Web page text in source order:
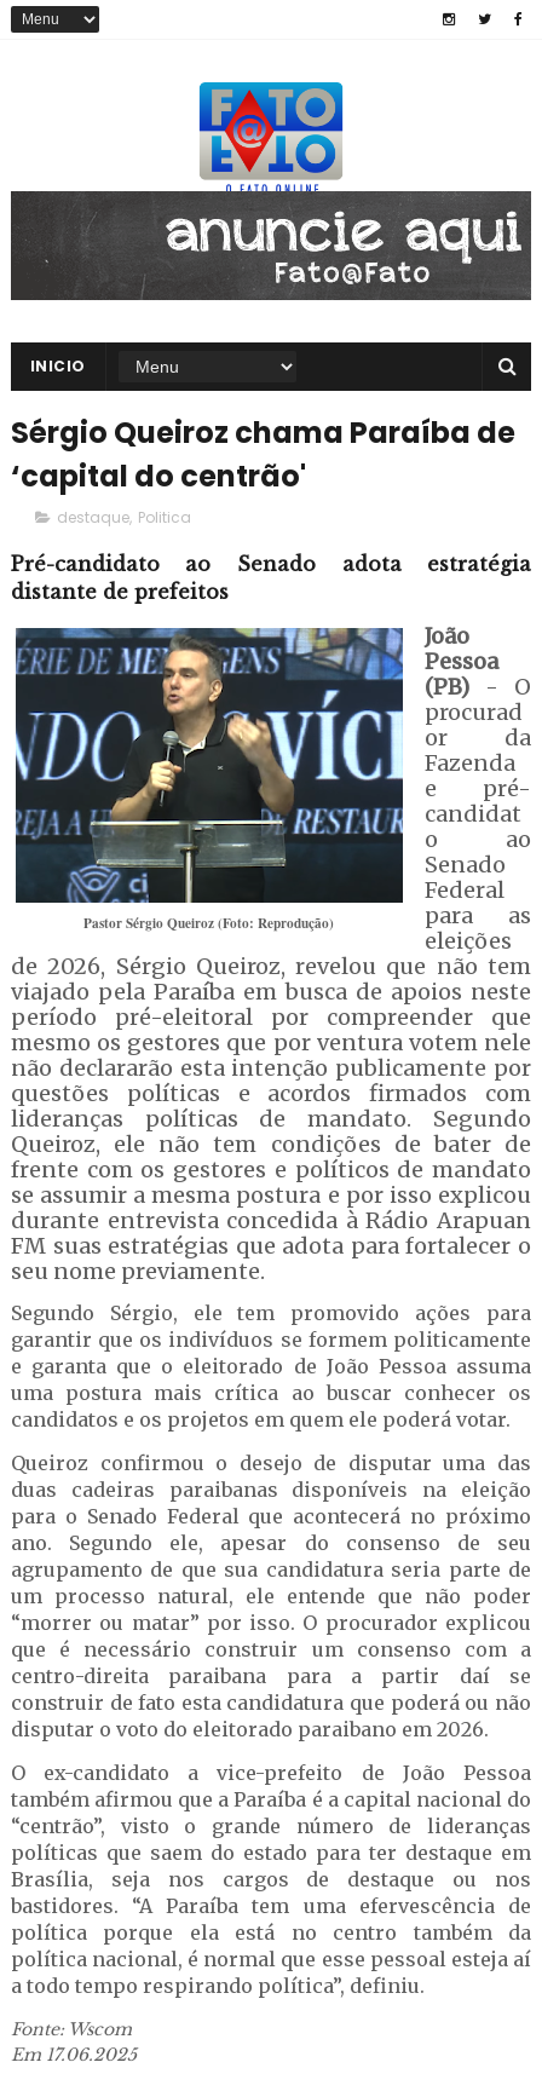
INICIO
Sérgio Queiroz chama Paraíba de
‘capital do centrão'
destaque, Politica
Pré-candidato ao Senado adota estratégia
distante de prefeitos
Pastor Sérgio Queiroz (Foto: Reprodução)
João
Pessoa
(PB)- O
procurad
or da
Fazenda
e pré-
candidat
o ao
Senado
Federal
para as
eleições
de 2026, Sérgio Queiroz, revelou que não tem
viajado pela Paraíba em busca de apoios neste
período pré-eleitoral por compreender que
mesmo os gestores que por ventura votem nele
não declararão esta intenção publicamente por
questões políticas e acordos firmados com
lideranças políticas de mandato. Segundo
Queiroz, ele não tem condições de bater de
frente com os gestores e políticos de mandato
se assumir a mesma postura e por isso explicou
durante entrevista concedida à Rádio Arapuan
FM suas estratégias que adota para fortalecer o
seu nome previamente.
Segundo Sérgio, ele tem promovido ações para
garantir que os indivíduos se formem politicamente
e garanta que o eleitorado de João Pessoa assuma
uma postura mais crítica ao buscar conhecer os
candidatos e os projetos em quem ele poderá votar.
Queiroz confirmou o desejo de disputar uma das
duas cadeiras paraibanas disponíveis na eleição
para o Senado Federal que acontecerá no próximo
ano. Segundo ele, apesar do consenso de seu
agrupamento de que sua candidatura seria parte de
um processo natural, ele entende que não poder
“morrer ou matar” por isso. O procurador explicou
que é necessário construir um consenso com a
centro-direita paraibana para a partir daí se
construir de fato esta candidatura que poderá ou não
disputar o voto do eleitorado paraibano em 2026.
O ex-candidato a vice-prefeito de João Pessoa
também afirmou que a Paraíba é a capital nacional do
“centrão”, visto o grande número de lideranças
políticas que saem do estado para ter destaque em
Brasília, seja nos cargos de destaque ou nos
bastidores. “A Paraíba tem uma efervescência de
política porque ela está no centro também da
política nacional, é normal que esse pessoal esteja aí
a todo tempo respirando política”, definiu.
Fonte: Wscom
Em 17.06.2025